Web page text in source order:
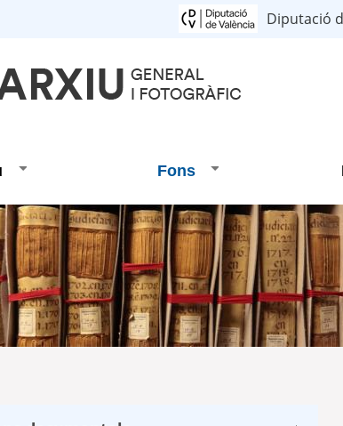
Diputació
Fons